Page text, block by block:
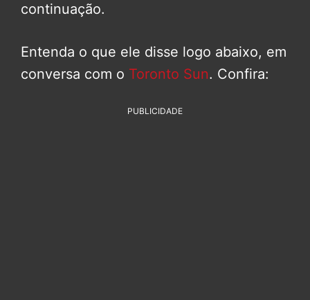
continuação.
Entenda o que ele disse logo abaixo, em
conversa com o Toronto Sun. Confira:
PUBLICIDADE